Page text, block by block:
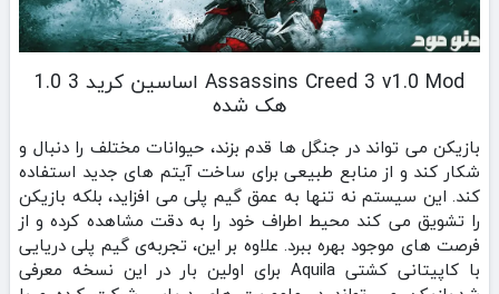
Assassins Creed 3 v1.0 Mod اساسین کرید 3 1.0
هک شده
بازیکن می‌ تواند در جنگل‌ ها قدم بزند، حیوانات مختلف را دنبال و
شکار کند و از منابع طبیعی برای ساخت آیتم‌ های جدید استفاده
کند. این سیستم نه تنها به عمق گیم‌ پلی می‌ افزاید، بلکه بازیکن
را تشویق می‌ کند محیط اطراف خود را به دقت مشاهده کرده و از
فرصت‌ های موجود بهره ببرد. علاوه بر این، تجربه‌ی گیم‌ پلی دریایی
با کاپیتانی کشتی Aquila برای اولین بار در این نسخه معرفی